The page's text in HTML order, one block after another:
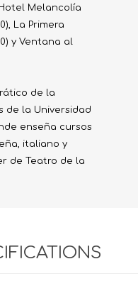
Melancolía
La Primera
y Ventana al
de la
de la Universidad
enseña cursos
italiano y
de Teatro de la